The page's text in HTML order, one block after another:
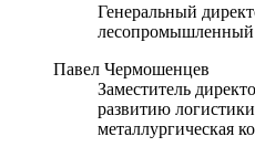
Генеральный
Павел Чермошенцев
Заместитель
развитию
металлургическая